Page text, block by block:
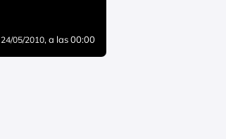
24/05/2010, a las 00:00